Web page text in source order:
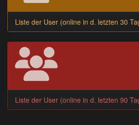
Liste der User (online in d. letzten 30
Liste der User (online in d. letzten 90